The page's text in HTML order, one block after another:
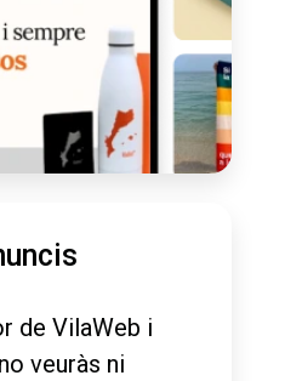
de VilaWeb i
veuràs ni